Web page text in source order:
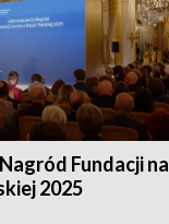
Fundacji na
2025